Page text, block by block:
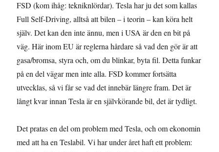
FSD (kom ihåg: tekniknlördar). Tesla har ju det som kallas
Full Self-Driving, alltså att bilen – i teorin – kan köra helt
själv. Det kan den inte ännu, men i USA är den en bit på
väg. Här inom EU är reglerna hårdare så vad den gör är att
gasa/bromsa, styra och, om du blinkar, byta fil. Detta funkar
på en del vägar men inte alla. FSD kommer fortsätta
utvecklas, så vi får se vad det innebär längre fram. Det är
långt kvar innan Tesla är en självkörande bil, det är tydligt.
Det pratas en del om problem med Tesla, och om ekonomin
med att ha en Teslabil. Vi har under året haft ett problem: